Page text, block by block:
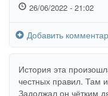
26/06/2022 - 21:02
Добавить
История эта
честных правил. Там
Задолжал он чётким